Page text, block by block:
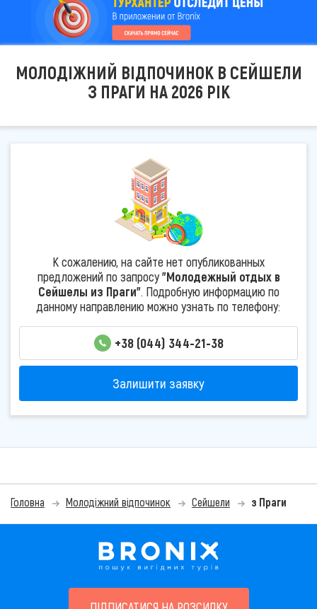
МОЛОДІЖНИЙ ВІДПОЧИНОК В СЕЙШЕЛИ
З ПРАГИ НА 2026 РІК
К сожалению, на сайте нет опубликованных
предложений по запросу"Молодежный отдых в
Сейшелы из Праги". Подробную информацию по
данному направлению можно узнать по телефону:
+38 (044) 344-21-38
Залишити заявку
Головна Молодіжний відпочинок Сейшели з Праги